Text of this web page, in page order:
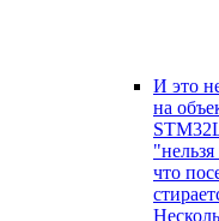
И это
на
что